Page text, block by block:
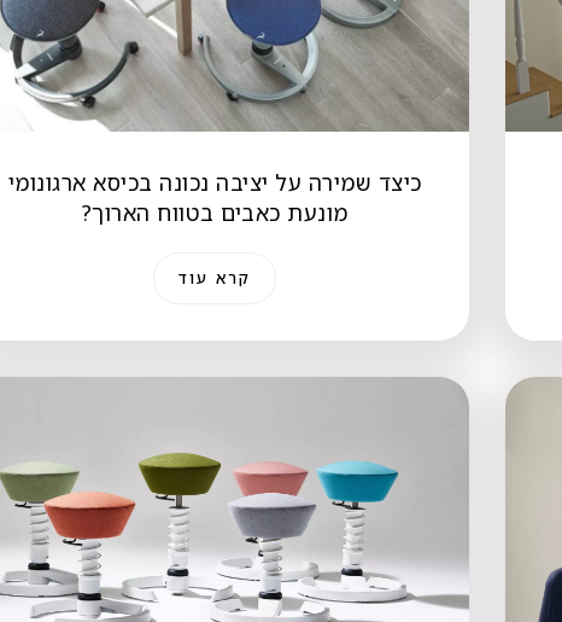
כיצד שמירה על יציבה נכונה בכיסא ארגונומי
מונעת כאבים בטווח הארוך?
קרא עוד